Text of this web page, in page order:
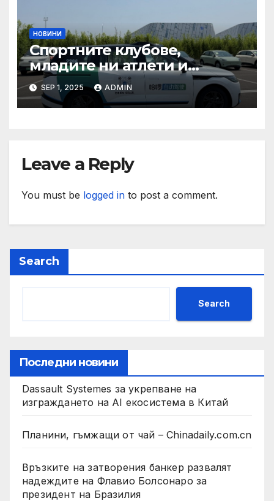
НОВИНИ
Спортните клубове,
младите ни атлети и
техните треньори имат
нужда от нашата подкрепа
и ние ще им я осигурим
SEP 1, 2025 ADMIN
Leave a Reply
You must be logged in to post a comment.
Search
Search
Последни новини
Dassault Systemes за укрепване на
изграждането на AI екосистема в Китай
Планини, гъмжащи от чай – Chinadaily.com.cn
Връзките на затворения банкер развалят
надеждите на Флавио Болсонаро за
президент на Бразилия